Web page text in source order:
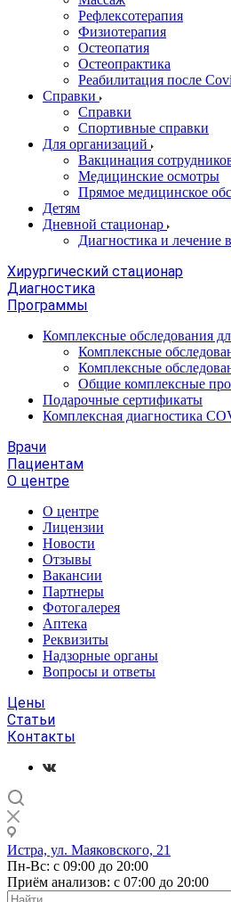
Рефлексотерапия
Физиотерапия
Остеопатия
Остеопрактика
Реабилитация после
Справки
Справки
Спортивные справки
Для организаций
Вакцинация
Медицинские осмотры
Прямое медицинское
Детям
Дневной стационар
Диагностика и лечение
Хирургический стационар
Диагностика
Программы
Комплексные обследования
Комплексные
Комплексные
Общие комплексные
Подарочные сертификаты
Комплексная диагностика
Врачи
Пациентам
О центре
О центре
Лицензии
Новости
Отзывы
Вакансии
Партнеры
Фотогалерея
Аптека
Реквизиты
Надзорные органы
Вопросы и ответы
Цены
Статьи
Контакты
Истра, ул. Маяковского, 21
Пн-Вс: с 09:00 до 20:00
Приём анализов: с 07:00 до 20:00